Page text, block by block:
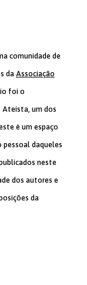
comunidade de
daAssociação
foi o
Ateísta, um dos
é um espaço
pessoal daqueles
neste
dos autores e
da